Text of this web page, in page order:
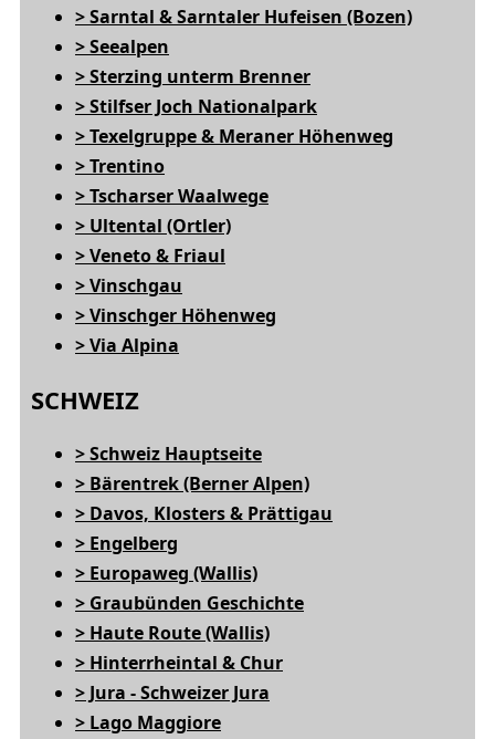
> Sarntal & Sarntaler Hufeisen (Bozen)
> Seealpen
> Sterzing unterm Brenner
> Stilfser Joch Nationalpark
> Texelgruppe & Meraner Höhenweg
> Trentino
> Tscharser Waalwege
> Ultental (Ortler)
> Veneto & Friaul
> Vinschgau
> Vinschger Höhenweg
> Via Alpina
SCHWEIZ
> Schweiz Hauptseite
> Bärentrek (Berner Alpen)
> Davos, Klosters & Prättigau
> Engelberg
> Europaweg (Wallis)
> Graubünden Geschichte
> Haute Route (Wallis)
> Hinterrheintal & Chur
> Jura - Schweizer Jura
> Lago Maggiore